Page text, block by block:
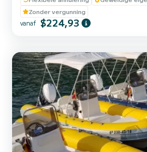
basishaven en uitgebreide verzekering inbegrepen.
NIET inbegrepen
Zonder vergunning
vanaf $224,93